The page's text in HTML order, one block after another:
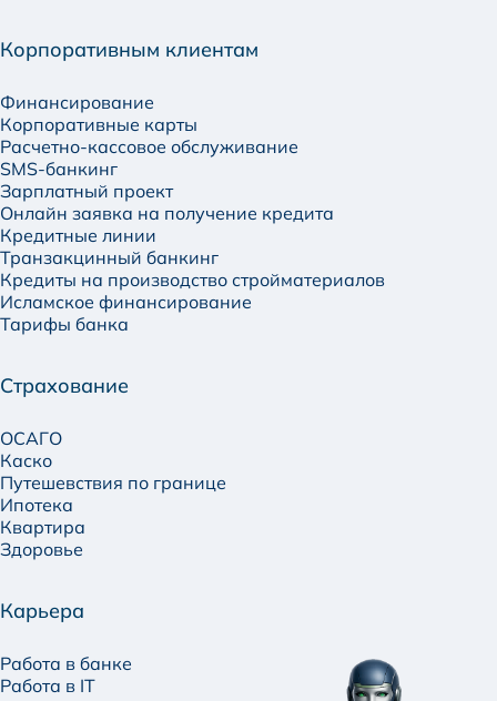
Корпоративным клиентам
Финансирование
Корпоративные карты
Расчетно-кассовое обслуживание
SMS-банкинг
Зарплатный проект
Онлайн заявка на получение кредита
Кредитные линии
Транзакцинный банкинг
Кредиты на производство стройматериалов
Исламское финансирование
Тарифы банка
Страхование
ОСАГО
Каско
Путешевствия по границе
Ипотека
Квартира
Здоровье
Карьера
Работа в банке
Работа в IT